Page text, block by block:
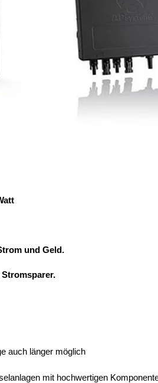
und Geld.
auch länger möglich
mit hochwertigen